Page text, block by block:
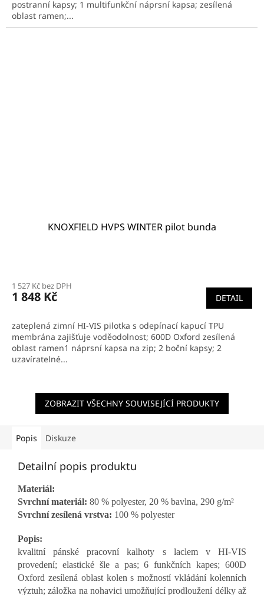
postranní kapsy; 1 multifunkční náprsní kapsa; zesílená
oblast ramen;...
KNOXFIELD HVPS WINTER pilot bunda
1 527 Kč bez DPH
1 848 Kč DETAIL
zateplená zimní HI-VIS pilotka s odepínací kapucí TPU
membrána zajišťuje voděodolnost; 600D Oxford zesílená
oblast ramen1 náprsní kapsa na zip; 2 boční kapsy; 2
uzavíratelné...
ZOBRAZIT VŠECHNY SOUVISEJÍCÍ PRODUKTY
Popis Diskuze
Detailní popis produktu
Materiál:
Svrchní materiál: 80 % polyester, 20 % bavlna, 290 g/m²
Svrchní zesílená vrstva: 100 % polyester
Popis:
kvalitní pánské pracovní kalhoty s laclem v HI-VIS
provedení; elastické šle a pas; 6 funkčních kapes; 600D
Oxford zesílená oblast kolen s možností vkládání kolenních
výztuh; záložka na nohavici umožňující prodloužení délky až